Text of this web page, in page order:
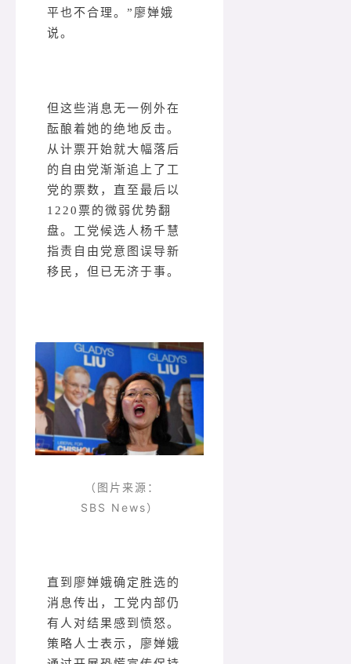
平也不合理。”廖婵娥
说。
但这些消息无一例外在
酝酿着她的绝地反击。
从计票开始就大幅落后
的自由党渐渐追上了工
党的票数，直至最后以
1220票的微弱优势翻
盘。工党候选人杨千慧
指责自由党意图误导新
移民，但已无济于事。
（图片来源：
SBS News）
直到廖婵娥确定胜选的
消息传出，工党内部仍
有人对结果感到愤怒。
策略人士表示，廖婵娥